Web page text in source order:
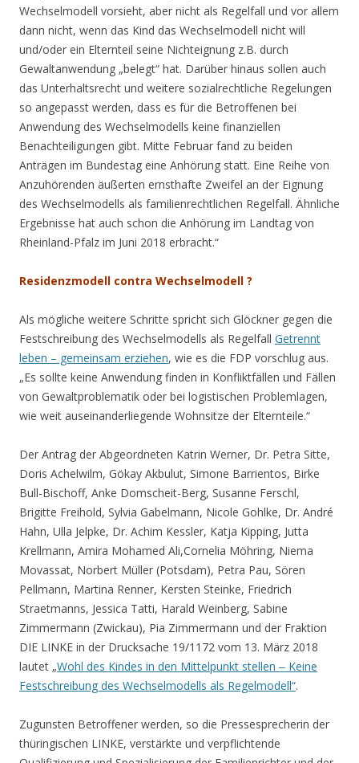
Wechselmodell vorsieht, aber nicht als Regelfall und vor allem
dann nicht, wenn das Kind das Wechselmodell nicht will
und/oder ein Elternteil seine Nichteignung z.B. durch
Gewaltanwendung „belegt“ hat. Darüber hinaus sollen auch
das Unterhaltsrecht und weitere sozialrechtliche Regelungen
so angepasst werden, dass es für die Betroffenen bei
Anwendung des Wechselmodells keine finanziellen
Benachteiligungen gibt. Mitte Februar fand zu beiden
Anträgen im Bundestag eine Anhörung statt. Eine Reihe von
Anzuhörenden äußerten ernsthafte Zweifel an der Eignung
des Wechselmodells als familienrechtlichen Regelfall. Ähnliche
Ergebnisse hat auch schon die Anhörung im Landtag von
Rheinland-Pfalz im Juni 2018 erbracht.“
Residenzmodell contra Wechselmodell ?
Als mögliche weitere Schritte spricht sich Glöckner gegen die
Festschreibung des Wechselmodells als Regelfall Getrennt
leben – gemeinsam erziehen, wie es die FDP vorschlug aus.
„Es sollte keine Anwendung finden in Konfliktfällen und Fällen
von Gewaltproblematik oder bei logistischen Problemlagen,
wie weit auseinanderliegende Wohnsitze der Elternteile.“
Der Antrag der Abgeordneten Katrin Werner, Dr. Petra Sitte,
Doris Achelwilm, Gökay Akbulut, Simone Barrientos, Birke
Bull-Bischoff, Anke Domscheit-Berg, Susanne Ferschl,
Brigitte Freihold, Sylvia Gabelmann, Nicole Gohlke, Dr. André
Hahn, Ulla Jelpke, Dr. Achim Kessler, Katja Kipping, Jutta
Krellmann, Amira Mohamed Ali,Cornelia Möhring, Niema
Movassat, Norbert Müller (Potsdam), Petra Pau, Sören
Pellmann, Martina Renner, Kersten Steinke, Friedrich
Straetmanns, Jessica Tatti, Harald Weinberg, Sabine
Zimmermann (Zwickau), Pia Zimmermann und der Fraktion
DIE LINKE in der Drucksache 19/1172 vom 13. März 2018
lautet „Wohl des Kindes in den Mittelpunkt stellen ‒ Keine
Festschreibung des Wechselmodells als Regelmodell“.
Zugunsten Betroffener werden, so die Pressesprecherin der
thüringischen LINKE, verstärkte und verpflichtende